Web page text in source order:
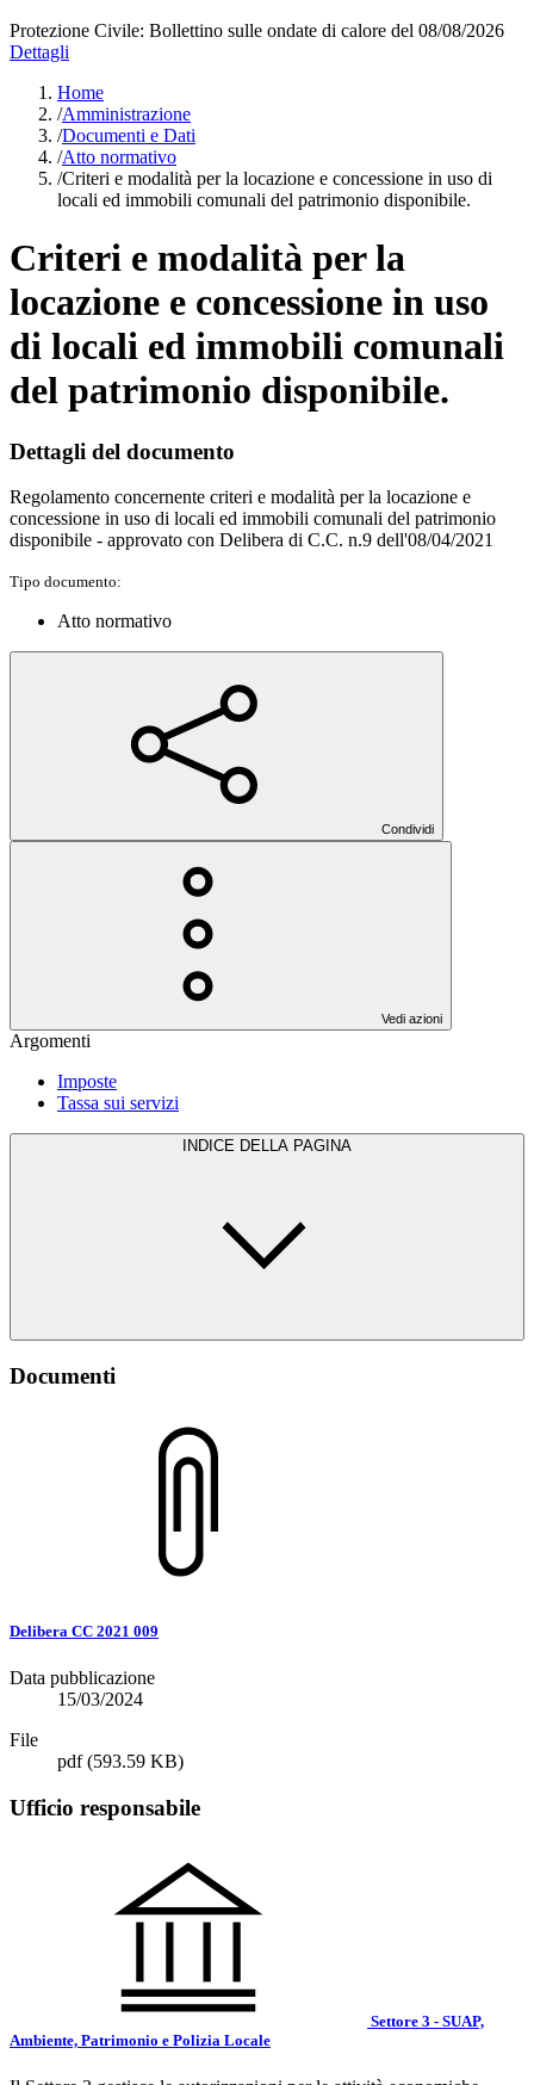
Protezione Civile: Bollettino sulle ondate di calore del 08/08/2026
Dettagli
Home
/Amministrazione
/Documenti e Dati
/Atto normativo
/Criteri e modalità per la locazione e concessione in uso di
locali ed immobili comunali del patrimonio disponibile.
Criteri e modalità per la
locazione e concessione in uso
di locali ed immobili comunali
del patrimonio disponibile.
Dettagli del documento
Regolamento concernente criteri e modalità per la locazione e
concessione in uso di locali ed immobili comunali del patrimonio
disponibile - approvato con Delibera di C.C. n.9 dell'08/04/2021
Tipo documento:
Atto normativo
Condividi
Vedi azioni
Argomenti
Imposte
Tassa sui servizi
INDICE DELLA PAGINA
Documenti
Delibera CC 2021 009
Data pubblicazione
15/03/2024
File
pdf(593.59 KB)
Ufficio responsabile
Settore 3 - SUAP,
Ambiente, Patrimonio e Polizia Locale